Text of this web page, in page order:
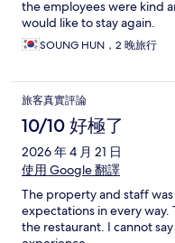
the employees were kind
would like to stay again.
SOUNG HUN，2 晚旅行
旅客真實評論
10/10 好極了
2026 年 4 月 21 日
使用 Google 翻譯
The property and staff
expectations in every
the restaurant. I cannot